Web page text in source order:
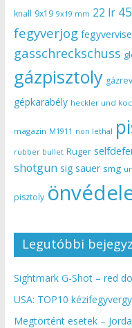
knall 9x19 9x19 mm 22 lr
fegyverjog
gasschreckschuss
gázpisztoly
gépkarabély heckler und
magazin M1911 non lethal
rubber bullet Ruger
shotgun sig sauer smg
pisztoly
Legutóbbi
Sightmark G-Shot – red
USA: TOP10
Megtörtént esetek –